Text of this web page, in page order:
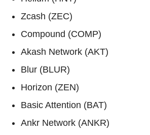
Zcash (ZEC)
Compound (COMP)
Akash Network (AKT)
Blur (BLUR)
Horizon (ZEN)
Basic Attention (BAT)
Ankr Network (ANKR)